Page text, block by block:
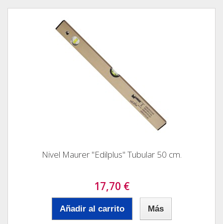
Nivel Maurer "Edilplus" Tubular 50 cm.
17,70 €
Añadir al carrito Más